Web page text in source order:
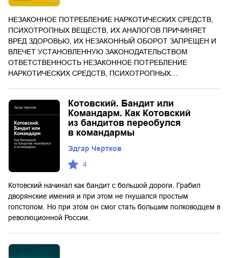
НЕЗАКОННОЕ ПОТРЕБЛЕНИЕ НАРКОТИЧЕСКИХ СРЕДСТВ,
ПСИХОТРОПНЫХ ВЕЩЕСТВ, ИХ АНАЛОГОВ ПРИЧИНЯЕТ
ВРЕД ЗДОРОВЬЮ, ИХ НЕЗАКОННЫЙ ОБОРОТ ЗАПРЕЩЕН И
ВЛЕЧЕТ УСТАНОВЛЕННУЮ ЗАКОНОДАТЕЛЬСТВОМ
ОТВЕТСТВЕННОСТЬ НЕЗАКОННОЕ ПОТРЕБЛЕНИЕ
НАРКОТИЧЕСКИХ СРЕДСТВ, ПСИХОТРОПНЫХ…
Котовский. Бандит или
Командарм. Как Котовский
из бандитов переобулся
в командармы
Эдгар Чертков
4
Котовский начинал как бандит с большой дороги. Грабил
дворянские имения и при этом не гнушался простым
гопстопом. Но при этом он смог стать большим полководцем в
революционной России.